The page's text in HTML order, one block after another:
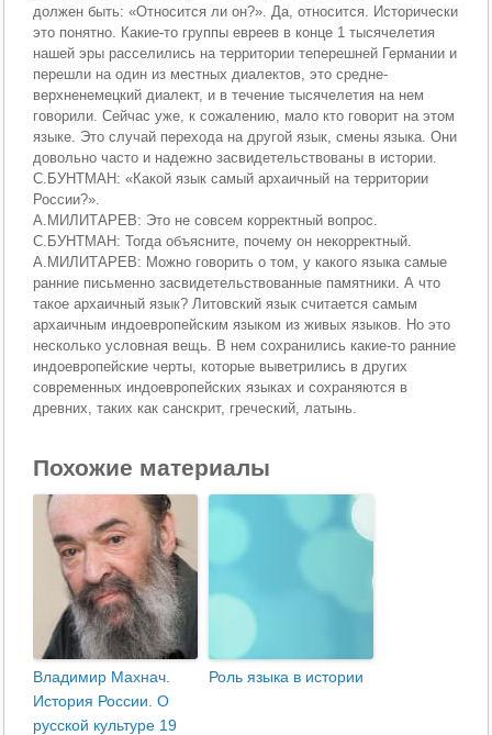
должен быть: «Относится ли он?». Да, относится. Исторически
это понятно. Какие-то группы евреев в конце 1 тысячелетия
нашей эры расселились на территории теперешней Германии и
перешли на один из местных диалектов, это средне-
верхненемецкий диалект, и в течение тысячелетия на нем
говорили. Сейчас уже, к сожалению, мало кто говорит на этом
языке. Это случай перехода на другой язык, смены языка. Они
довольно часто и надежно засвидетельствованы в истории.
С.БУНТМАН: «Какой язык самый архаичный на территории
России?».
А.МИЛИТАРЕВ: Это не совсем корректный вопрос.
С.БУНТМАН: Тогда объясните, почему он некорректный.
А.МИЛИТАРЕВ: Можно говорить о том, у какого языка самые
ранние письменно засвидетельствованные памятники. А что
такое архаичный язык? Литовский язык считается самым
архаичным индоевропейским языком из живых языков. Но это
несколько условная вещь. В нем сохранились какие-то ранние
индоевропейские черты, которые выветрились в других
современных индоевропейских языках и сохраняются в
древних, таких как санскрит, греческий, латынь.
Похожие материалы
Владимир Махнач.
История России. О
русской культуре 19
Роль языка в истории